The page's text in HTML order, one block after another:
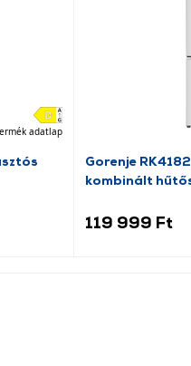
adatlap
Gorenje
kombinált
119 999 Ft